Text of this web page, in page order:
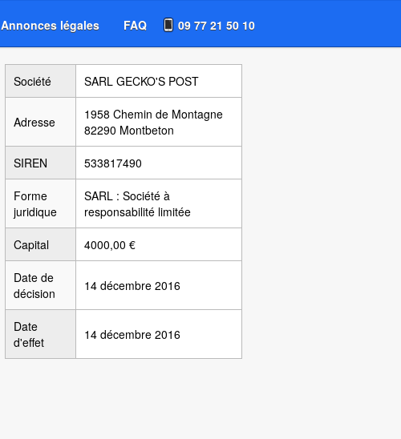
Annonces légales FAQ 09 77 21 50 10
Société SARL GECKO'S POST
Adresse
1958 Chemin de Montagne
82290 Montbeton
SIREN 533817490
Forme
juridique
SARL : Société à
responsabilité limitée
Capital 4000,00 €
Date de
décision
14 décembre 2016
Date
d'effet
14 décembre 2016